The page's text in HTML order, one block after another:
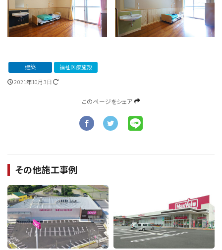
建築
福祉医療施設
2021年10月3日
このページをシェア
その他施工事例